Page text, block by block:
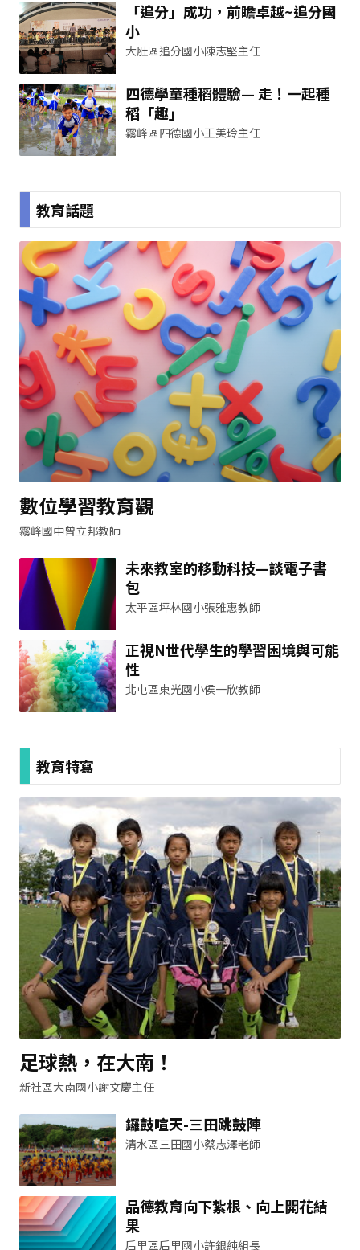
「追分」成功，前瞻卓越~追分國
小
大肚區追分國小陳志堅主任
四德學童種稻體驗— 走！一起種
稻「趣」
霧峰區四德國小王美玲主任
教育話題
數位學習教育觀
霧峰國中曾立邦教師
未來教室的移動科技—談電子書
包
太平區坪林國小張雅惠教師
正視N世代學生的學習困境與可能
性
北屯區東光國小侯一欣教師
教育特寫
足球熱，在大南！
新社區大南國小謝文慶主任
鑼鼓喧天-三田跳鼓陣
清水區三田國小蔡志澤老師
品德教育向下紮根、向上開花結
果
后里區后里國小許銀純組長